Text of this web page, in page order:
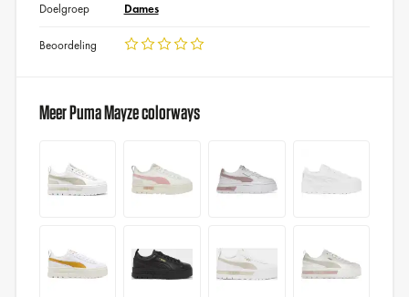
Doelgroep Dames
Beoordeling
Meer Puma Mayze colorways